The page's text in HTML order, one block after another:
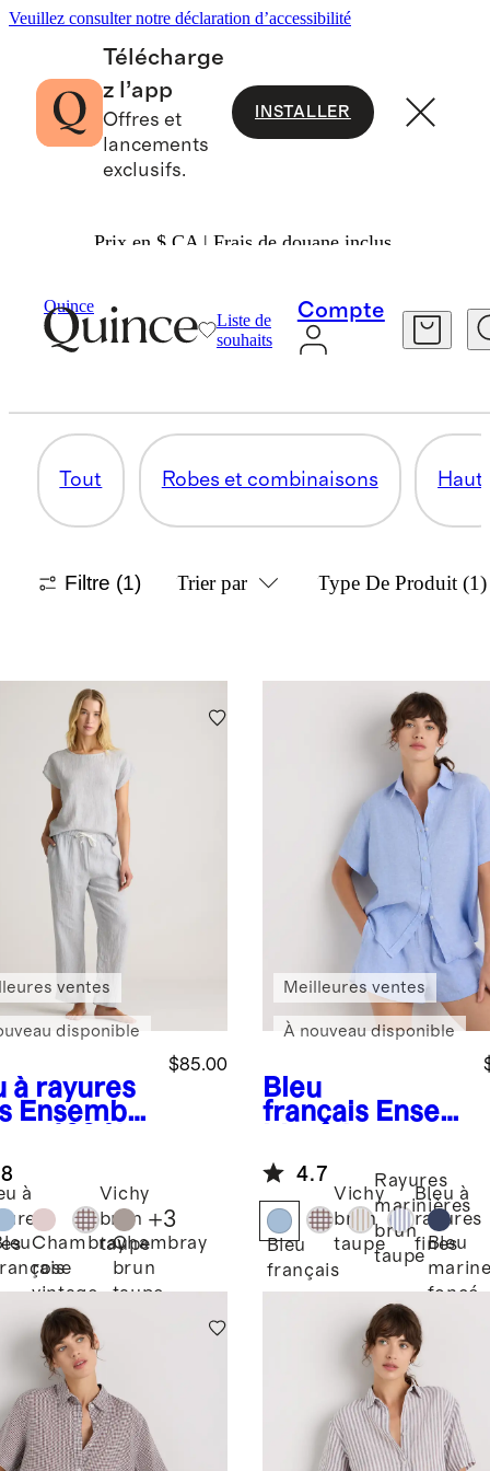
Veuillez consulter notre déclaration d’accessibilité
Télécharge
z l’app
Offres et
lancements
exclusifs.
INSTALLER
Prix en $ CA | Frais de douane inclus.
Quince
Liste de
souhaits
Compte
Lin
VÊTEMENTS D'INTÉRIEUR
Tout Robes et combinaisons
Filtre (1) Trier par Type De Produit (1)
à rayures
Ensemble
$85.00
ventes
disponible
à
Chambray
rose
vintage
Vichy
brun
taupe
Chambray
brun
taupe
+3
Bleu
français Ensem
avec short
100 % lin
européen
Meilleures ventes
À nouveau disponible
4.7
Bleu
français
Vichy
brun
taupe
Rayures
marinières
brun
taupe
Bleu à
rayures
fines
Bleu
foncé